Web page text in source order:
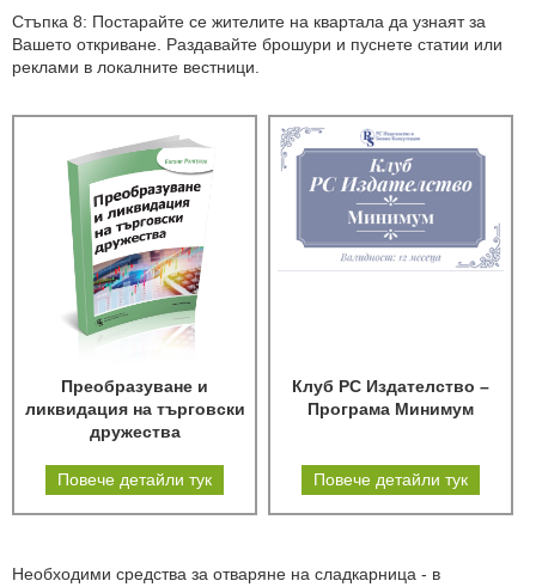
Стъпка 8: Постарайте се жителите на квартала да узнаят за
Вашето откриване. Раздавайте брошури и пуснете статии или
реклами в локалните вестници.
Преобразуване и
ликвидация на търговски
дружества
Повече детайли тук
Клуб РС Издателство –
Програма Минимум
Повече детайли тук
Необходими средства за отваряне на сладкарница - в